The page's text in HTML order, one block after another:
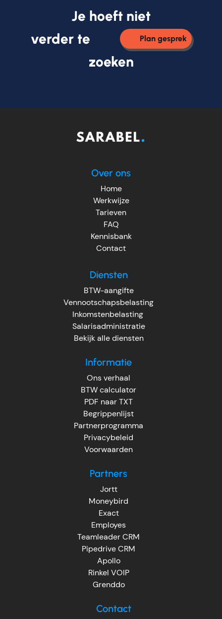
Je hoeft niet
verder te
Plan gesprek
zoeken
Over ons
Home
Werkwijze
Tarieven
FAQ
Kennisbank
Contact
Diensten
BTW-aangifte
Vennootschapsbelasting
Inkomstenbelasting
Salarisadministratie
Bekijk alle diensten
Informatie
Ons verhaal
BTW calculator
PDF naar TXT
Begrippenlijst
Partnerprogramma
Privacybeleid
Voorwaarden
Partners
Jortt
Moneybird
Exact
Employes
Teamleader CRM
Pipedrive CRM
Apollo
Rinkel VOIP
Grenddo
Contact